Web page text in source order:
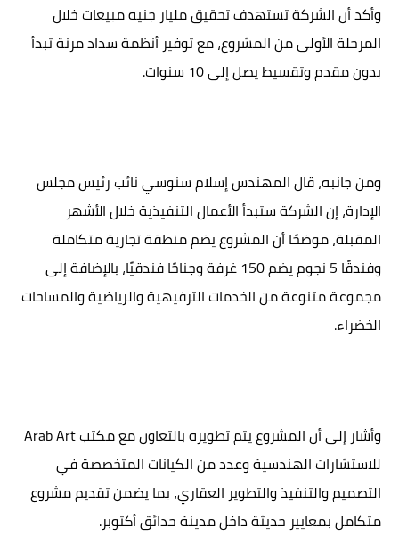
وأكد أن الشركة تستهدف تحقيق مليار جنيه مبيعات خلال
المرحلة الأولى من المشروع، مع توفير أنظمة سداد مرنة تبدأ
بدون مقدم وتقسيط يصل إلى 10 سنوات.
ومن جانبه، قال المهندس إسلام سنوسي نائب رئيس مجلس
الإدارة، إن الشركة ستبدأ الأعمال التنفيذية خلال الأشهر
المقبلة، موضحًا أن المشروع يضم منطقة تجارية متكاملة
وفندقًا 5 نجوم يضم 150 غرفة وجناحًا فندقيًا، بالإضافة إلى
مجموعة متنوعة من الخدمات الترفيهية والرياضية والمساحات
الخضراء.
وأشار إلى أن المشروع يتم تطويره بالتعاون مع مكتب Arab Art
للاستشارات الهندسية وعدد من الكيانات المتخصصة في
التصميم والتنفيذ والتطوير العقاري، بما يضمن تقديم مشروع
متكامل بمعايير حديثة داخل مدينة حدائق أكتوبر.